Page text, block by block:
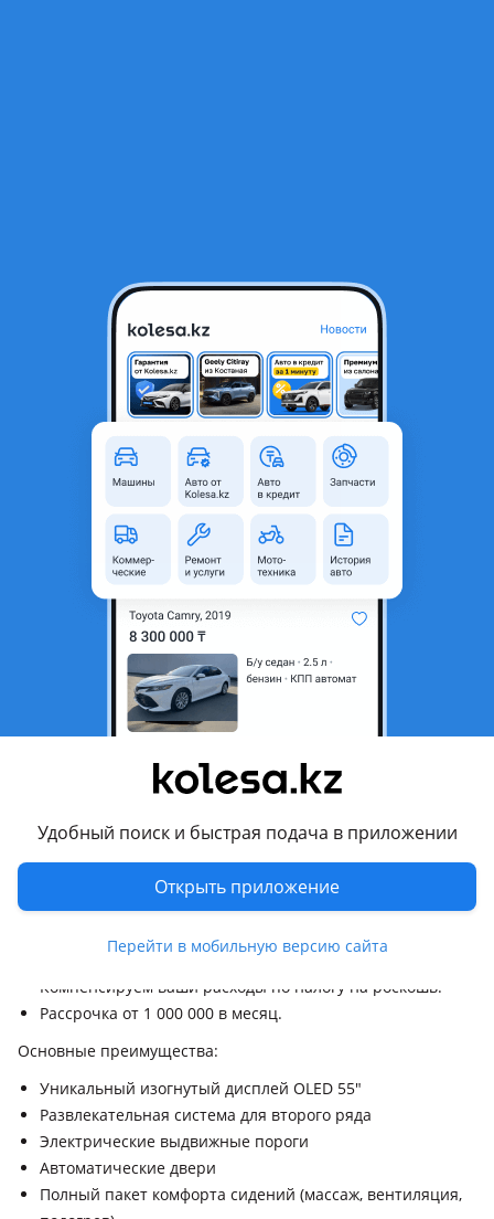
Удобный поиск и быстрая подача в приложении
Открыть приложение
Перейти в мобильную версию сайта
Cadillac Escalade Premium Luxury Platinum 2026 года
104 180 000 ₸ Новая Проверенный продавец
2024 - н.в. 5 поколение
рестайлинг
Внедорожник
Объем двигателя, л
6.2 (бензин)
Коробка передач
Слева
Растаможен в Казахстане
Комментарий продавца
Новый Cadillac Escalade – флагманский SUV в
максимальной комплектации.
Роскошь, мощь и технологии нового поколения.
⚠️ Количество автомобилей ограниченно.
Специальное предложение:
Компенсируем ваши расходы по налогу на роскошь.
Рассрочка от 1 000 000 в месяц.
Основные преимущества:
Уникальный изогнутый дисплей OLED 55"
Развлекательная система для второго ряда
Электрические выдвижные пороги
Автоматические двери
Полный пакет комфорта сидений (массаж, вентиляция,